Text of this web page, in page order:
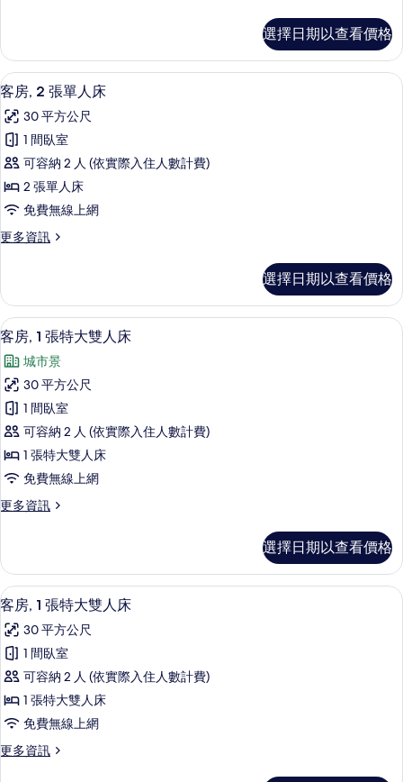
雙
人
床
的
所
有
相
片
客
房,
1
特
大
人
床
的
詳
情
選擇日期以查看價格
顯
示
客
房,
2
張
單
人
的
所
有
相
片
迷你吧、客房內保險箱、書桌、遮光
6
客房, 2 張單人床
30 平方公尺
1 間臥室
可容納 2 人 (依實際入住人數計費)
2 張單人床
免費無線上網
更多資訊
更
2
張
單
床
的
詳
情
選擇日期以查看價格
顯
示
客
房,
張
特
大
雙
床
的
所
有
相
片
迷你吧、客房內保險箱、書桌、遮光
2
客房, 1 張特大雙人床
城市景
30 平方公尺
1 間臥室
可容納 2 人 (依實際入住人數計費)
1 張特大雙人床
免費無線上網
更多資訊
更
1
張
特
雙
人
的
詳
情
選擇日期以查看價格
顯
示
客
房,
1
張
特
大
迷你吧、客房內保險箱、書桌、遮光
5
客房, 1 張特大雙人床
30 平方公尺
1 間臥室
可容納 2 人 (依實際入住人數計費)
1 張特大雙人床
免費無線上網
更多資訊
更